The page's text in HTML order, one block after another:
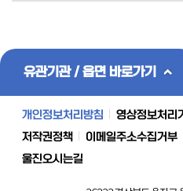
유관기관 / 읍면 바로가기
개인정보처리방침
영상정보처리
저작권정책
이메일주소수집거부
울진오시는길